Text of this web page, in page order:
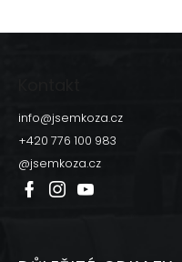
Z
info@jsemkoza.cz
+420 776 100 983
@jsemkoza.cz